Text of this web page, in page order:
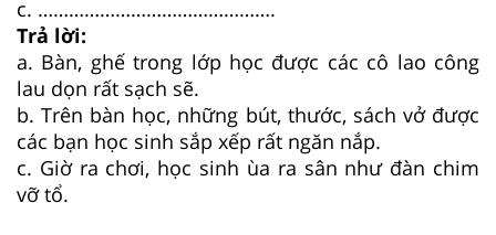
c. ……………………………………….
Trả lời:
a. Bàn, ghế trong lớp học được các cô lao công
lau dọn rất sạch sẽ.
b. Trên bàn học, những bút, thước, sách vở được
các bạn học sinh sắp xếp rất ngăn nắp.
c. Giờ ra chơi, học sinh ùa ra sân như đàn chim
vỡ tổ.